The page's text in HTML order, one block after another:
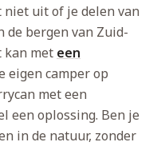
niet uit of je delen van
bergen van Zuid-
kan met een
eigen camper op
met een
een oplossing. Ben je
in de natuur, zonder